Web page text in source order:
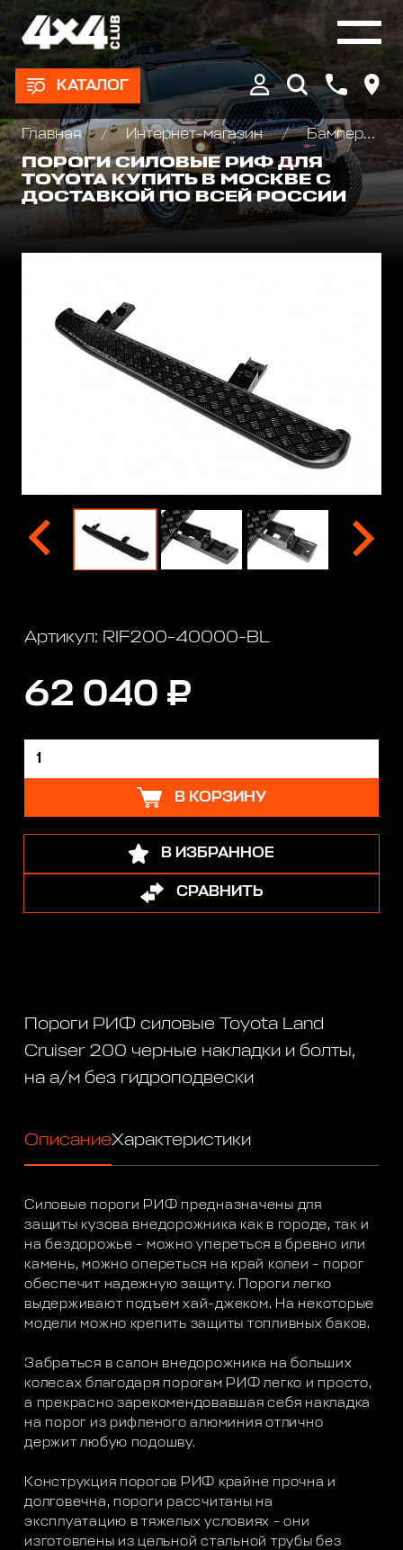
КАТАЛОГ
Главная Интернет-магазин
Бамперы и пороги силовые, площадки под лебедку
ПОРОГИ СИЛОВЫЕ РИФ ДЛЯ
TOYOTA КУПИТЬ В МОСКВЕ С
ДОСТАВКОЙ ПО ВСЕЙ РОССИИ
Артикул: RIF200-40000-BL
62 040 ₽
В КОРЗИНУ
В ИЗБРАННОЕ
СРАВНИТЬ
Пороги РИФ силовые Toyota Land
Cruiser 200 черные накладки и болты,
на а/м без гидроподвески
ОписаниеХарактеристики
Силовые пороги РИФ предназначены для
защиты кузова внедорожника как в городе, так и
на бездорожье – можно упереться в бревно или
камень, можно опереться на край колеи – порог
обеспечит надежную защиту. Пороги легко
выдерживают подъем хай-джеком. На некоторые
модели можно крепить защиты топливных баков.
Забраться в салон внедорожника на больших
колесах благодаря порогам РИФ легко и просто,
а прекрасно зарекомендовавшая себя накладка
на порог из рифленого алюминия отлично
держит любую подошву.
Конструкция порогов РИФ крайне прочна и
долговечна, пороги рассчитаны на
эксплуатацию в тяжелых условиях – они
изготовлены из цельной стальной трубы без